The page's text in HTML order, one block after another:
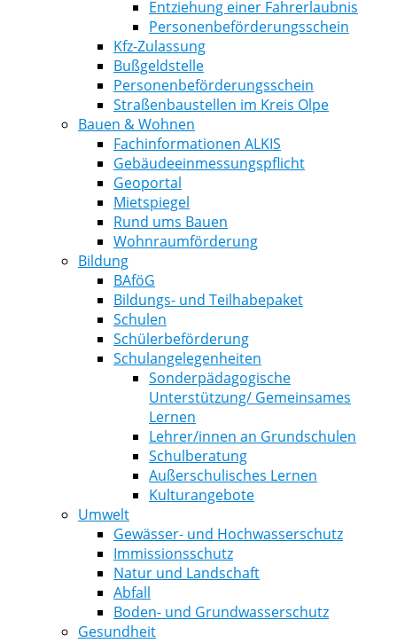
Entziehung einer Fahrerlaubnis
Personenbeförderungsschein
Kfz-Zulassung
Bußgeldstelle
Personenbeförderungsschein
Straßenbaustellen im Kreis Olpe
Bauen & Wohnen
Fachinformationen ALKIS
Gebäudeeinmessungspflicht
Geoportal
Mietspiegel
Rund ums Bauen
Wohnraumförderung
Bildung
BAföG
Bildungs- und Teilhabepaket
Schulen
Schülerbeförderung
Schulangelegenheiten
Sonderpädagogische
Unterstützung/ Gemeinsames
Lernen
Lehrer/innen an Grundschulen
Schulberatung
Außerschulisches Lernen
Kulturangebote
Umwelt
Gewässer- und Hochwasserschutz
Immissionsschutz
Natur und Landschaft
Abfall
Boden- und Grundwasserschutz
Gesundheit